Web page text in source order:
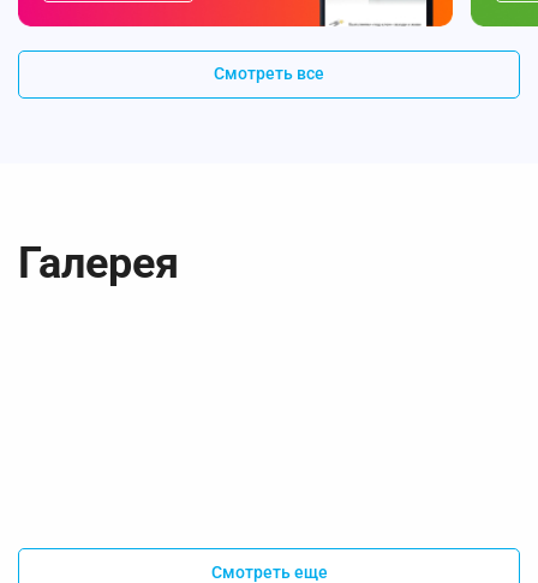
Смотреть все
Галерея
Смотреть еще